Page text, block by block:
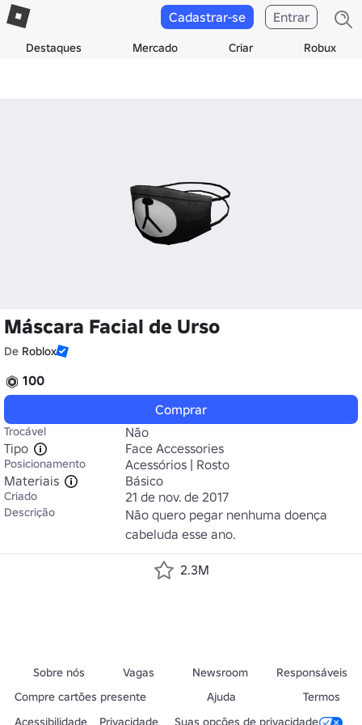
Destaques Mercado Criar Robux
Cadastrar-se Entrar
Máscara Facial de Urso
De Roblox
100
Comprar
Trocável
Não
Tipo
Face Accessories
Posicionamento
Acessórios | Rosto
Materiais
Básico
Criado 21 de nov. de 2017
Descrição
Não quero pegar nenhuma doença
cabeluda esse ano.
2.3M
Sobre nós Vagas Newsroom
Responsáveis
Compre cartões presente
Ajuda
Termos
Acessibilidade
Privacidade Suas opções de privacidade